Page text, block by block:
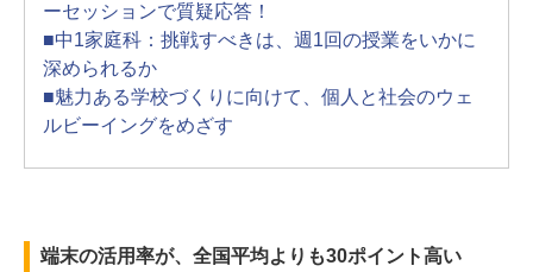
ーセッションで質疑応答！
■中1家庭科：挑戦すべきは、週1回の授業をいかに
深められるか
■魅力ある学校づくりに向けて、個人と社会のウェ
ルビーイングをめざす
端末の活用率が、全国平均よりも30ポイント高い